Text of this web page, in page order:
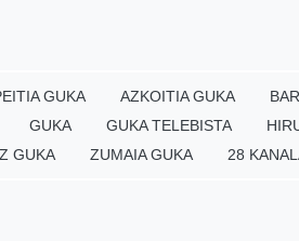
GUKA AZKOITIA GUKA
GUKA GUKA TELEBISTA
GUKA ZUMAIA GUKA 28